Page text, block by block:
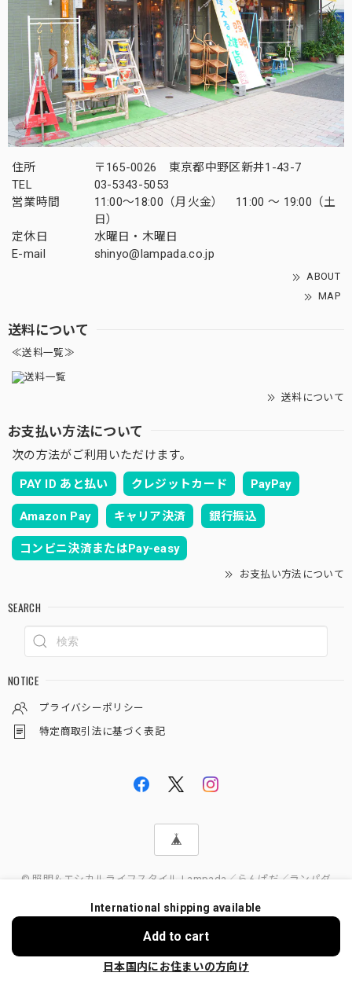
住所
〒165-0026 東京都中野区新井1-43-7
TEL
03-5343-5053
営業時間
11:00～18:00（月火金） 11:00 ～ 19:00（土
日）
定休日
水曜日・木曜日
E-mail
shinyo@lampada.co.jp
ABOUT
MAP
送料について
≪送料一覧≫
送料について
お支払い方法について
次の方法がご利用いただけます。
PAY ID あと払い クレジットカード PayPay
Amazon Pay キャリア決済 銀行振込
コンビニ決済またはPay-easy
お支払い方法について
SEARCH
NOTICE
プライバシーポリシー
特定商取引法に基づく表記
© 照明＆エシカルライフスタイル Lampada／らんぱだ／ランパダ
International shipping available
Add to cart
日本国内にお住まいの方向け